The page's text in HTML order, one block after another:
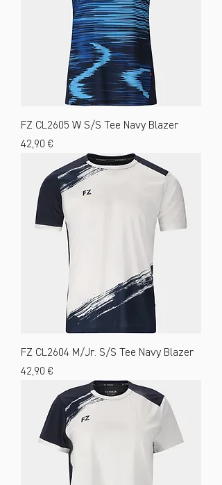
FZ CL2605 W S/S Tee Navy Blazer
Preis
42,90 €
FZ CL2604 M/Jr. S/S Tee Navy Blazer
Preis
42,90 €